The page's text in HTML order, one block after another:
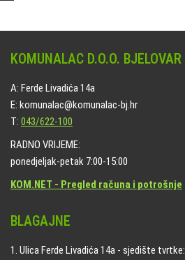
KOMUNALAC D.O.O. BJELOVAR
A: Ferde Livadića 14a
E: komunalac@komunalac-bj.hr
T: 043/622-100
RADNO VRIJEME:
ponedjeljak-petak 7:00-15:00
KOM.NET - Pregled računa i potrošnje
BLAGAJNE
1. Ulica Ferde Livadića 14a - sjedište tvrtke: